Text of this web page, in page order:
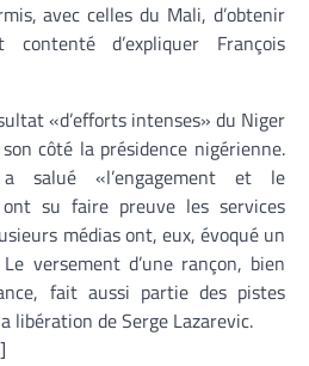
avec celles du Mali, d’obtenir
d’expliquer François
«d’efforts intenses» du Niger
côté la présidence nigérienne.
a salué «l’engagement et le
ont su faire preuve les services
médias ont, eux, évoqué un
versement d’une rançon, bien
fait aussi partie des pistes
libération de Serge Lazarevic.